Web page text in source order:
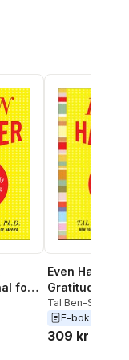
for
Even Happier:
Gratitude
Daily Joy and
Fulfillment
Tal Ben-Shahar
E-bok
309 kr